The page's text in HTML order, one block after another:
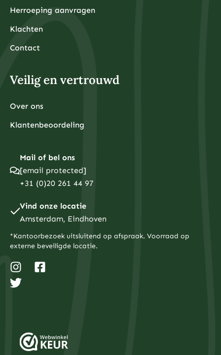
Herroeping aanvragen
Klachten
Contact
Veilig en vertrouwd
Over ons
Klantenbeoordeling
Mail of bel ons
[email protected]
+31 (0)20 261 44 97
Vind onze locatie
Amsterdam, Eindhoven
*Kantoorbezoek uitsluitend op afspraak. Voorraad op
externe beveiligde locatie.
n
s
t
a
m
a
k
-
w
i
t